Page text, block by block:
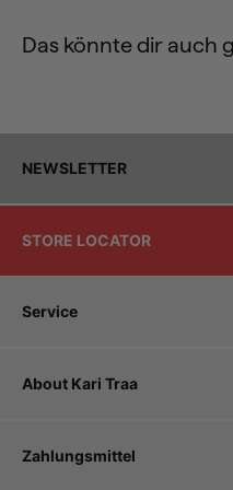
Das könnte dir auch
NEWSLETTER
STORE LOCATOR
Service
About Kari Traa
Zahlungsmittel